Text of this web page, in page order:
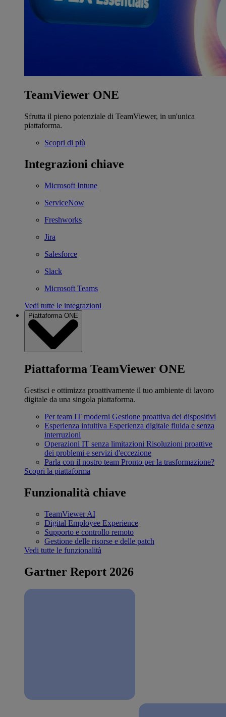
TeamViewer ONE
Sfrutta il pieno potenziale di TeamViewer, in un'unica
piattaforma.
Scopri di più
Integrazioni chiave
Microsoft Intune
ServiceNow
Freshworks
Jira
Salesforce
Slack
Microsoft Teams
Vedi tutte le integrazioni
Piattaforma ONE
Piattaforma TeamViewer ONE
Gestisci e ottimizza proattivamente il tuo ambiente di lavoro
digitale da una singola piattaforma.
Per team IT moderni Gestione proattiva dei dispositivi
Esperienza intuitiva Esperienza digitale fluida e senza
interruzioni
Operazioni IT senza limitazioni Risoluzioni proattive
dei problemi e servizi d'eccezione
Parla con il nostro team Pronto per la trasformazione?
Scopri la piattaforma
Funzionalità chiave
TeamViewer AI
Digital Employee Experience
Supporto e controllo remoto
Gestione delle risorse e delle patch
Vedi tutte le funzionalità
Gartner Report 2026